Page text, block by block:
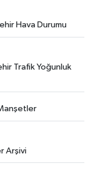
Hava Durumu
Trafik Yoğunluk
Arşivi